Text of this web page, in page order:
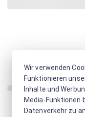
Wir verwenden
Funktionieren
Inhalte und
Media-Funktionen
Datenverkehr zu